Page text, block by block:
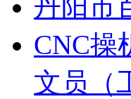
丹阳市
CNC操
文员（